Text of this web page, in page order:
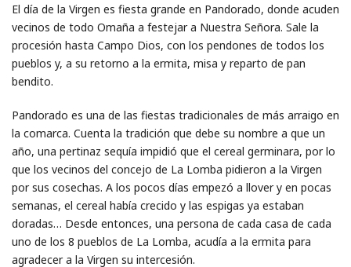
El día de la Virgen es fiesta grande en Pandorado, donde acuden
vecinos de todo Omaña a festejar a Nuestra Señora. Sale la
procesión hasta Campo Dios, con los pendones de todos los
pueblos y, a su retorno a la ermita, misa y reparto de pan
bendito.
Pandorado es una de las fiestas tradicionales de más arraigo en
la comarca. Cuenta la tradición que debe su nombre a que un
año, una pertinaz sequía impidió que el cereal germinara, por lo
que los vecinos del concejo de La Lomba pidieron a la Virgen
por sus cosechas. A los pocos días empezó a llover y en pocas
semanas, el cereal había crecido y las espigas ya estaban
doradas… Desde entonces, una persona de cada casa de cada
uno de los 8 pueblos de La Lomba, acudía a la ermita para
agradecer a la Virgen su intercesión.